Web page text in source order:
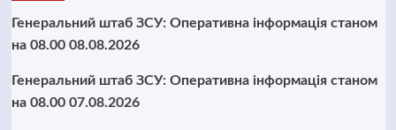
Генеральний штаб ЗСУ: Оперативна інформація станом
на 08.00 08.08.2026
Генеральний штаб ЗСУ: Оперативна інформація станом
на 08.00 07.08.2026